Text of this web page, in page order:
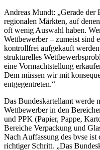
Andreas Mundt: „Gerade der
regionalen Märkten, auf
oft wenig Auswahl haben.
Wettbewerber – zumeist sind
kontrollfrei aufgekauft
strukturelles
eine Vormachtstellung
Dem müssen wir mit
entgegentreten.“
Das Bundeskartellamt werde
Wettbewerber in den
und PPK (Papier, Pappe,
Bereiche Verpackung und
Nach Auffassung des bvse ist
richtiger Schritt. „Das